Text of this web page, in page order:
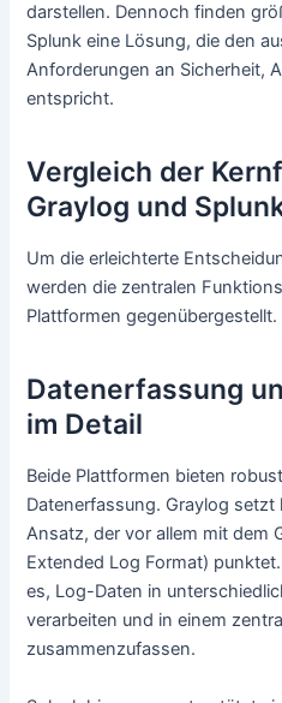
darstellen. Dennoch finden
Splunk eine Lösung, die den
Anforderungen an Sicherheit,
entspricht.
Vergleich der
Graylog und
Um die erleichterte
werden die zentralen
Plattformen gegenübergestellt.
Datenerfassung
im Detail
Beide Plattformen bieten
Datenerfassung. Graylog setzt
Ansatz, der vor allem mit dem
Extended Log Format)
es, Log-Daten in
verarbeiten und in einem
zusammenzufassen.